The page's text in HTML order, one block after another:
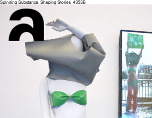
Spinning Substance, Shaping Stories_4353B